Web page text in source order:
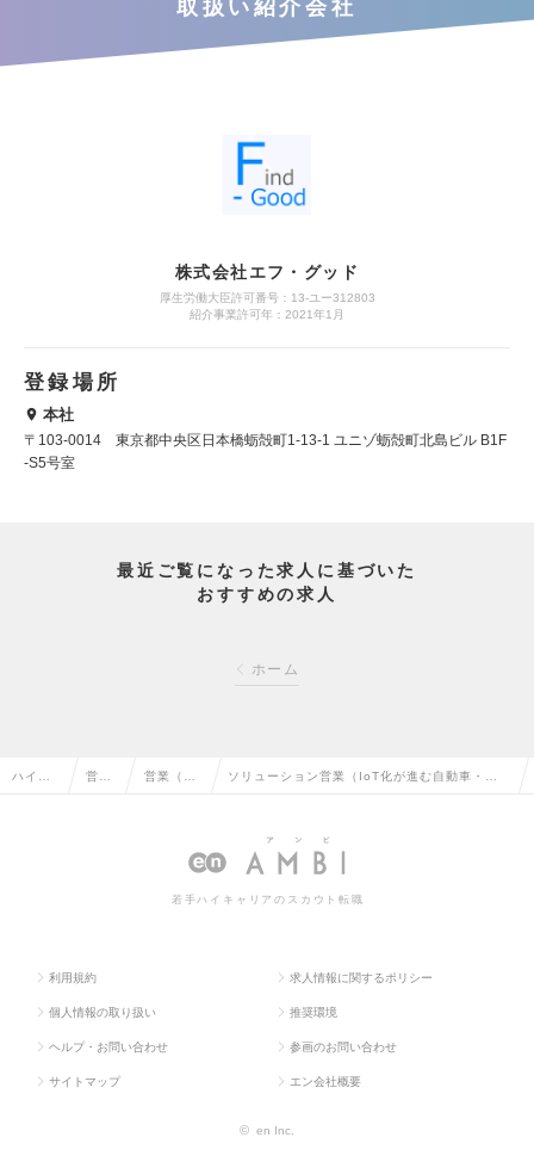
取扱い紹介会社
株式会社エフ・グッド
厚生労働大臣許可番号：13-ユー312803
紹介事業許可年：2021年1月
登録場所
本社
〒103-0014 東京都中央区日本橋蛎殻町1-13-1 ユニゾ蛎殻町北島ビル B1F
-S5号室
最近ご覧になった求人に基づいた
おすすめの求人
ホーム
ハイク 営業 営業（法 ソリューション営業（IoT化が進む自動車・家
プライム上場の求人情報
若手ハイキャリアのスカウト転職
利用規約 求人情報に関するポリシー
個人情報の取り扱い 推奨環境
ヘルプ・お問い合わせ 参画のお問い合わせ
サイトマップ エン会社概要
© en Inc.